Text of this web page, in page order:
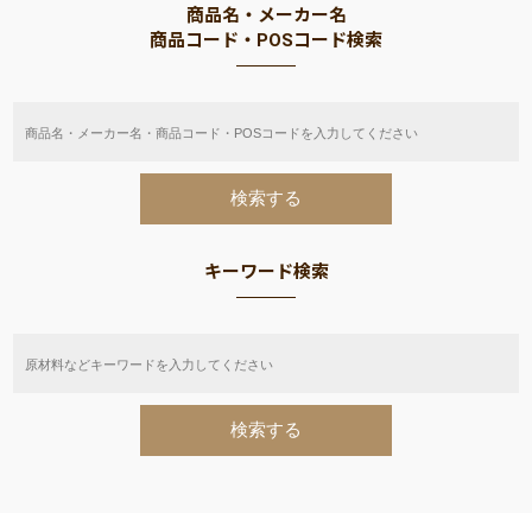
商品名・メーカー名
商品コード・POSコード検索
キーワード検索